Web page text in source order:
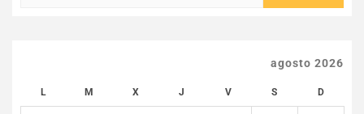
agosto 2026
L M X J V S D